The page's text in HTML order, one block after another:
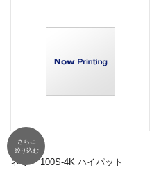
さらに
絞り込む
ネミー
ネミー 100S-4K ハイパット